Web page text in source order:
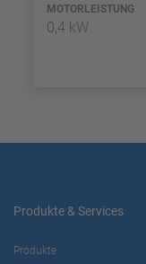
OTORLEISTUNG
0,4 kW
Produkte & Services
Produkte